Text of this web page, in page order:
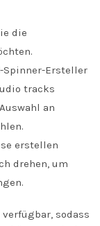
die
Spinner-Ersteller
tracks
an
erstellen
drehen, um
sodass